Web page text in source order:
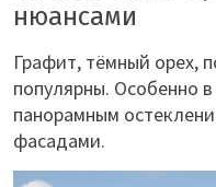
нюансами
Графит, тёмный орех,
популярны. Особенно
панорамным
фасадами.